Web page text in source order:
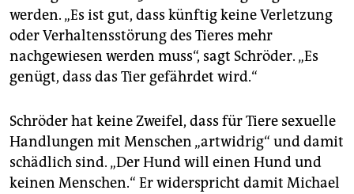
werden. „Es ist gut, dass künftig keine Verletzung
oder Verhaltensstörung des Tieres mehr
nachgewiesen werden muss“, sagt Schröder. „Es
genügt, dass das Tier gefährdet wird.“
Schröder hat keine Zweifel, dass für Tiere sexuelle
Handlungen mit Menschen „artwidrig“ und damit
schädlich sind. „Der Hund will einen Hund und
keinen Menschen.“ Er widerspricht damit Michael